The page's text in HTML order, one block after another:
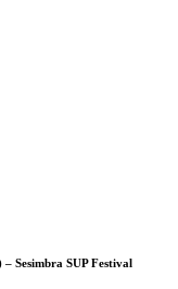
Sesimbra SUP Festival